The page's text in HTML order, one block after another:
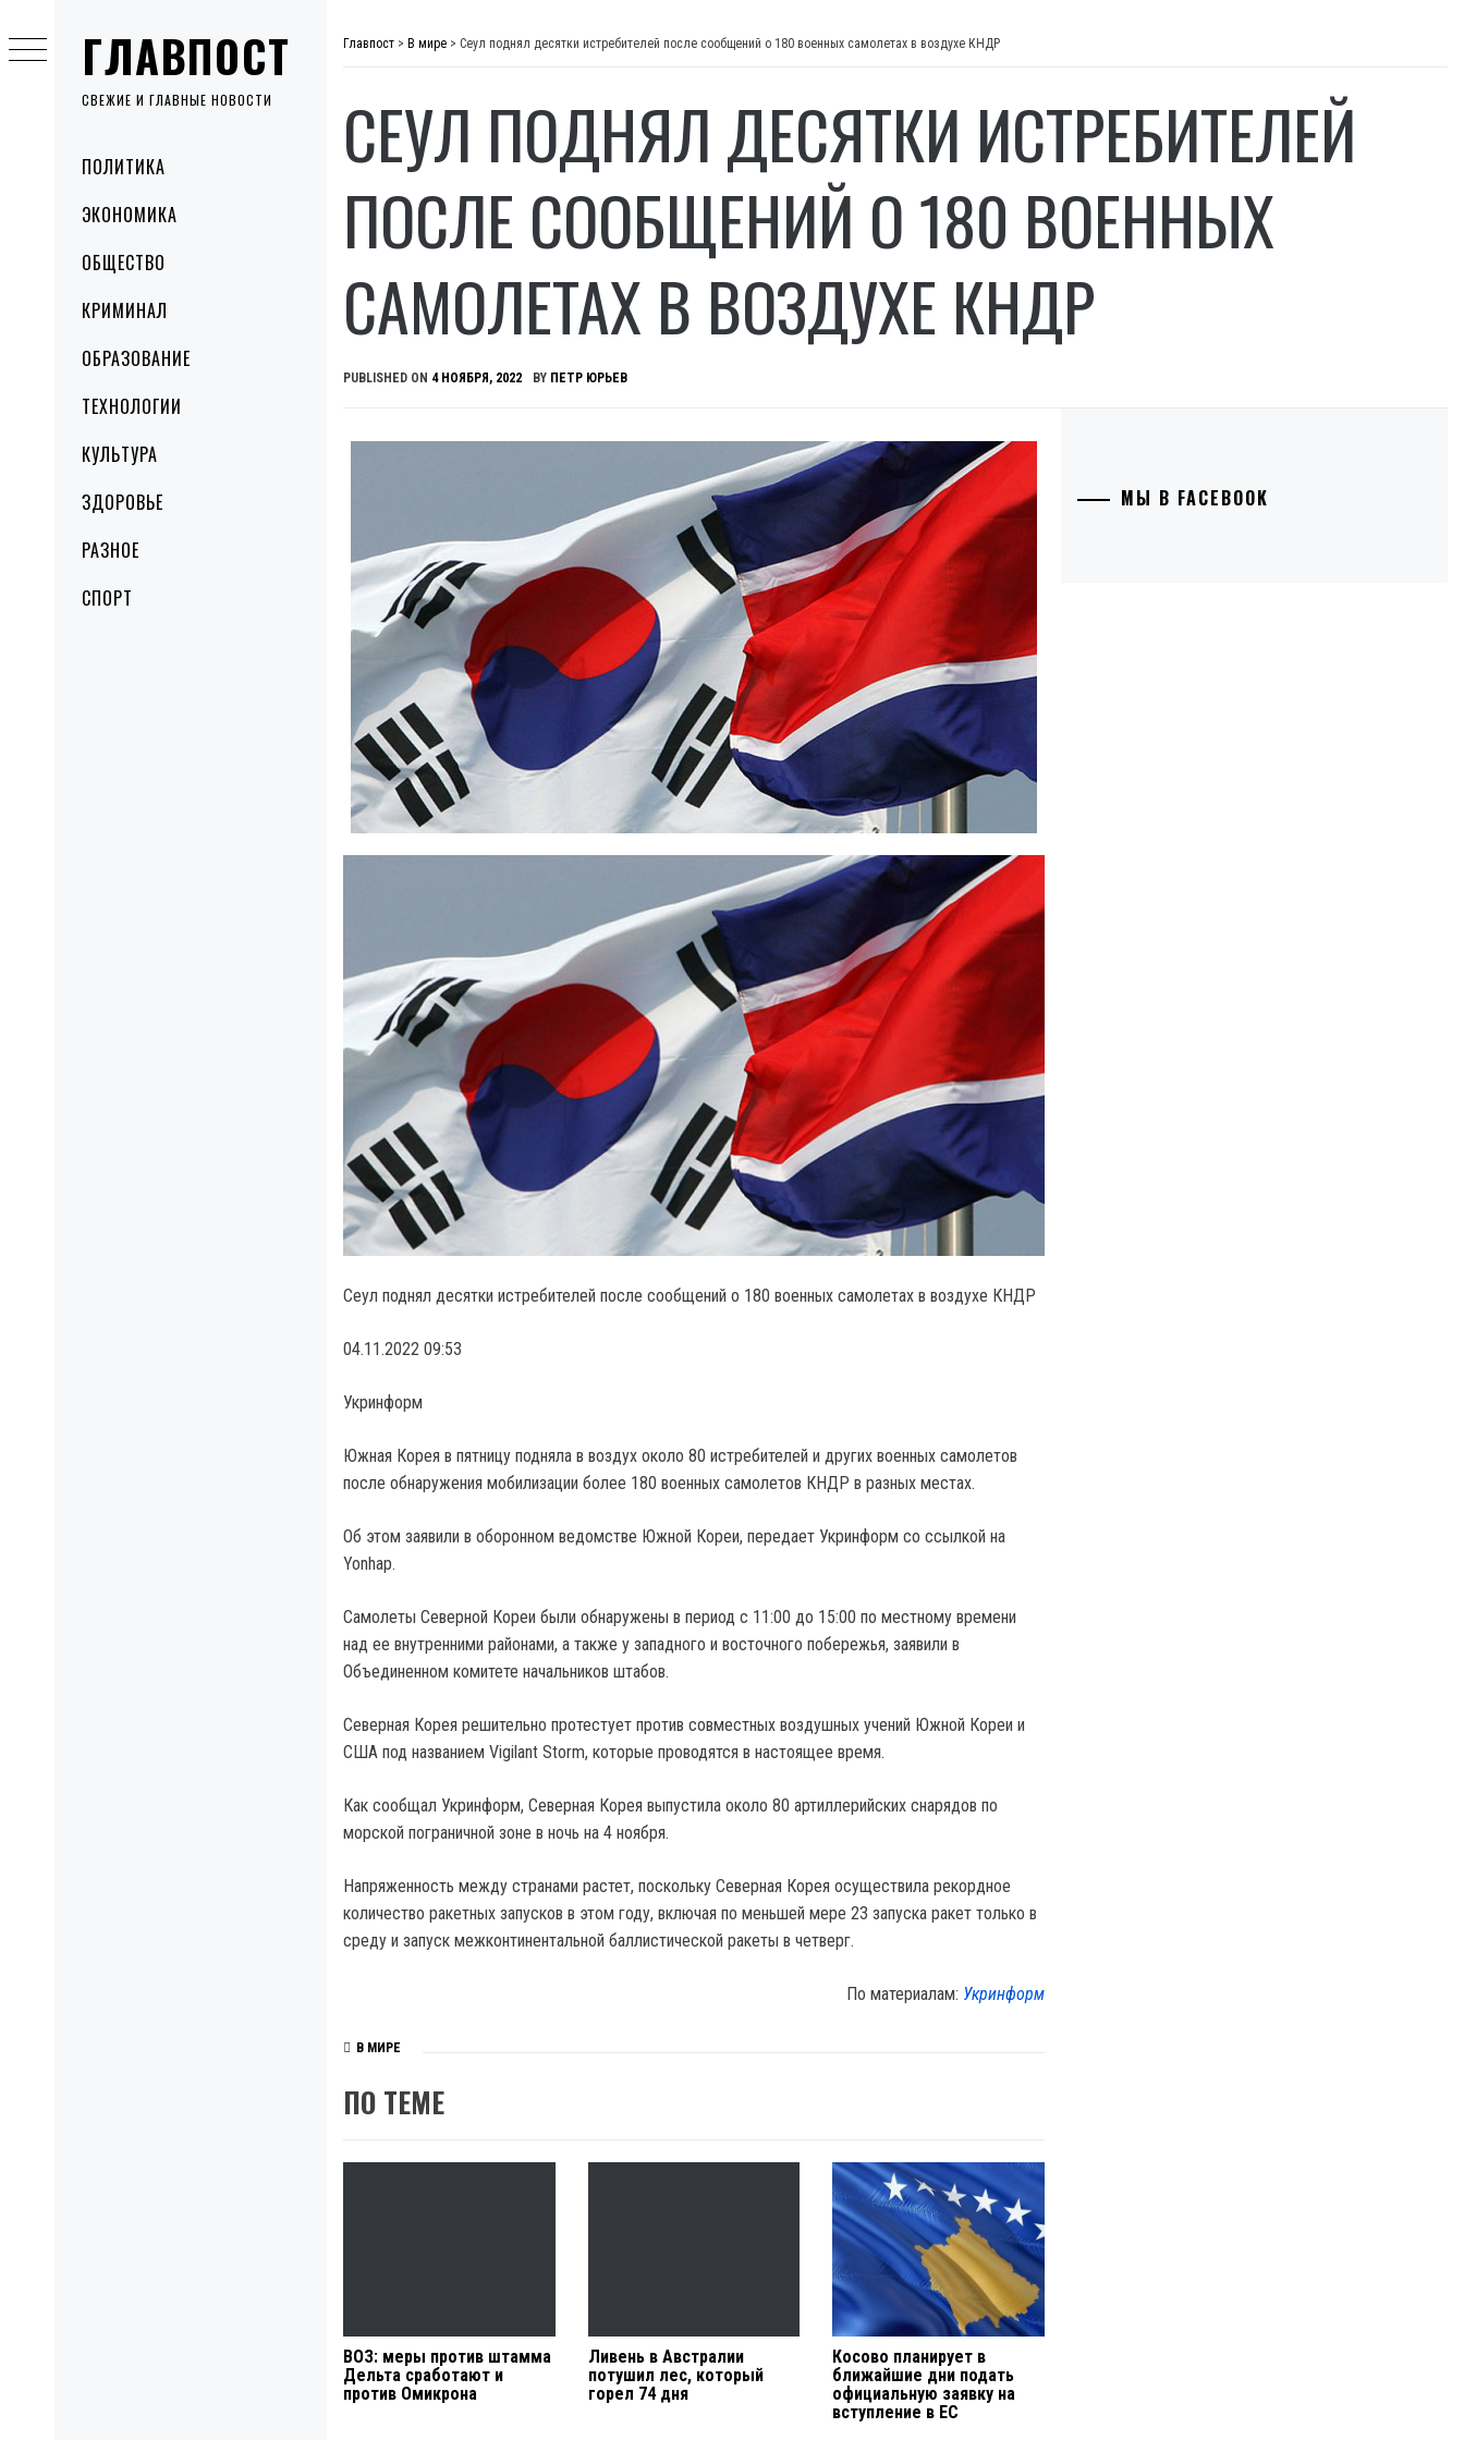
ГЛАВПОСТ
СВЕЖИЕ И ГЛАВНЫЕ НОВОСТИ
MenuПОЛИТИКА
ЭКОНОМИКА
ОБЩЕСТВО
КРИМИНАЛ
ОБРАЗОВАНИЕ
ТЕХНОЛОГИИ
КУЛЬТУРА
ЗДОРОВЬЕ
РАЗНОЕ
СПОРТ
to
content
Главпост > В мире > Сеул поднял десятки истребителей после сообщений о 180 военных самолетах в воздухе КНДР
СЕУЛ ПОДНЯЛ ДЕСЯТКИ ИСТРЕБИТЕЛЕЙ
ПОСЛЕ СООБЩЕНИЙ О 180 ВОЕННЫХ
САМОЛЕТАХ В ВОЗДУХЕ КНДР
PUBLISHED ON 4 НОЯБРЯ, 2022 BY ПЕТР ЮРЬЕВ
Сеул поднял десятки истребителей после сообщений о 180 военных самолетах в воздухе КНДР
04.11.2022 09:53
Укринформ
Южная Корея в пятницу подняла в воздух около 80 истребителей и других военных самолетов
после обнаружения мобилизации более 180 военных самолетов КНДР в разных местах.
Об этом заявили в оборонном ведомстве Южной Кореи, передает Укринформ со ссылкой на
Yonhap.
Самолеты Северной Кореи были обнаружены в период с 11:00 до 15:00 по местному времени
над ее внутренними районами, а также у западного и восточного побережья, заявили в
Объединенном комитете начальников штабов.
Северная Корея решительно протестует против совместных воздушных учений Южной Кореи и
США под названием Vigilant Storm, которые проводятся в настоящее время.
Как сообщал Укринформ, Северная Корея выпустила около 80 артиллерийских снарядов по
морской пограничной зоне в ночь на 4 ноября.
Напряженность между странами растет, поскольку Северная Корея осуществила рекордное
количество ракетных запусков в этом году, включая по меньшей мере 23 запуска ракет только в
среду и запуск межконтинентальной баллистической ракеты в четверг.
По материалам: Укринформ
В МИРЕ
ПО ТЕМЕ
ВОЗ: меры против штамма
Дельта сработают и
против Омикрона
Ливень в Австралии
потушил лес, который
горел 74 дня
Косово планирует в
ближайшие дни подать
официальную заявку на
вступление в ЕС
МЫ В FACEBOOK